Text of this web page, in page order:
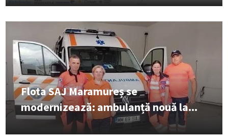
Flota SAJ Maramureș se
modernizează: ambulanță nouă la...